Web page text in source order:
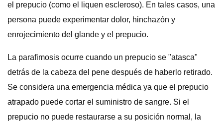
el prepucio (como el liquen escleroso). En tales casos, una
persona puede experimentar dolor, hinchazón y
enrojecimiento del glande y el prepucio.
La parafimosis ocurre cuando un prepucio se "atasca"
detrás de la cabeza del pene después de haberlo retirado.
Se considera una emergencia médica ya que el prepucio
atrapado puede cortar el suministro de sangre. Si el
prepucio no puede restaurarse a su posición normal, la